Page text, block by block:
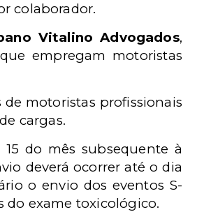
colaborador.
Vitalino Advogados,
empregam motoristas
motoristas profissionais
cargas.
do mês subsequente à
deverá ocorrer até o dia
o envio dos eventos S-
do exame toxicológico.